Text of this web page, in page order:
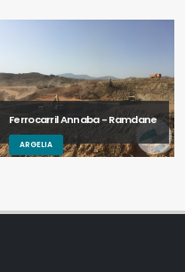
Ferrocarril Annaba - Ramdane
ARGELIA